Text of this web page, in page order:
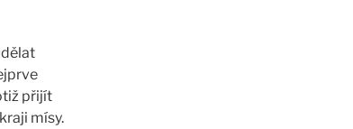
přijít
mísy.